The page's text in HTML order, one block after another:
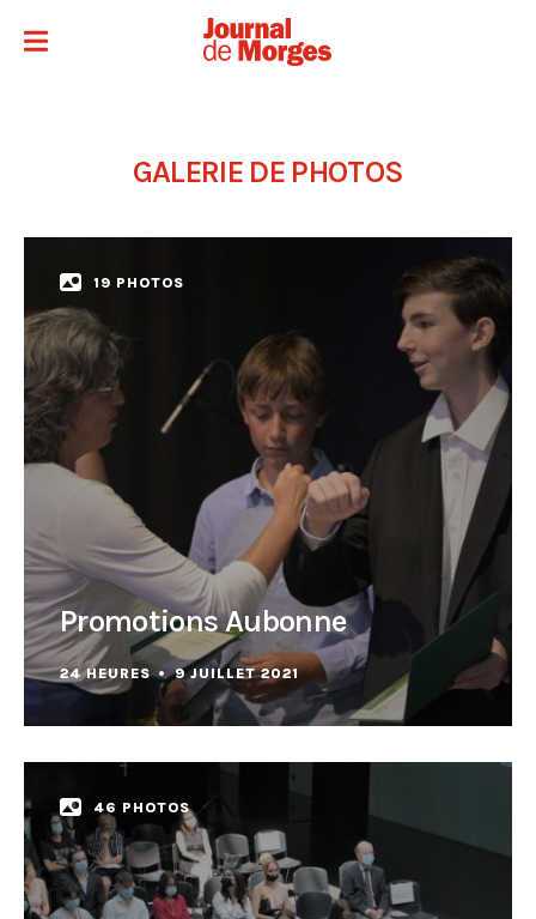
GALERIE DE PHOTOS
19 PHOTOS
Promotions Aubonne
24 HEURES 9 JUILLET 2021
46 PHOTOS